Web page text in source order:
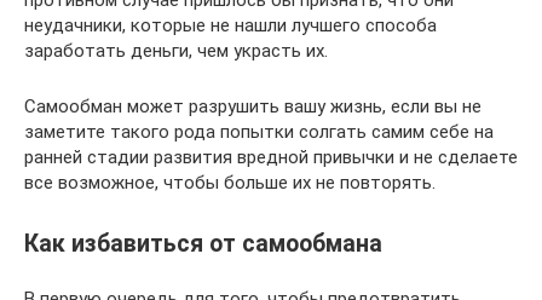
неудачники, которые не нашли лучшего способа
заработать деньги, чем украсть их.
Самообман может разрушить вашу жизнь, если вы не
заметите такого рода попытки солгать самим себе на
ранней стадии развития вредной привычки и не сделаете
все возможное, чтобы больше их не повторять.
Как избавиться от самообмана